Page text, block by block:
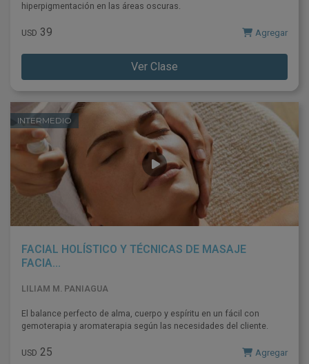
hiperpigmentación en las áreas oscuras.
USD 39 Agregar
Ver Clase
INTERMEDIO
FACIAL HOLÍSTICO Y TÉCNICAS DE MASAJE
FACIA...
LILIAM M. PANIAGUA
El balance perfecto de alma, cuerpo y espíritu en un fácil con
gemoterapia y aromaterapia según las necesidades del cliente.
USD 25 Agregar